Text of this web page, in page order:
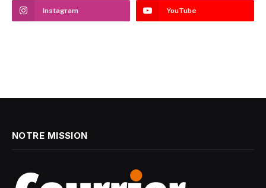
Instagram YouTube
NOTRE MISSION